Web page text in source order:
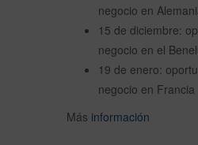
negocio en
15 de diciembre:
negocio en el
19 de enero:
negocio en Francia
Más información